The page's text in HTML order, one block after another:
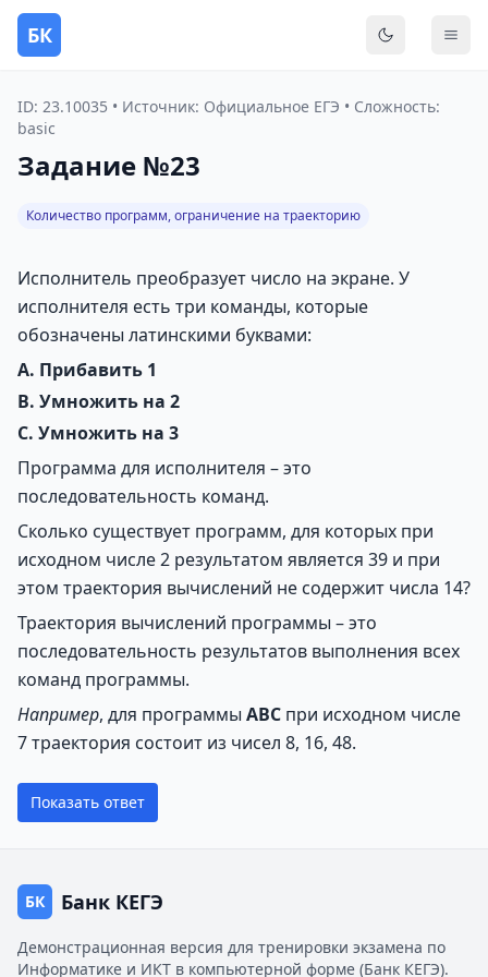
БК
ID: 23.10035 • Источник: Официальное ЕГЭ • Сложность:
basic
Задание №23
Количество программ, ограничение на траекторию
Исполнитель преобразует число на экране. У
исполнителя есть три команды, которые
обозначены латинскими буквами:
A. Прибавить 1
B. Умножить на 2
C. Умножить на 3
Программа для исполнителя – это
последовательность команд.
Сколько существует программ, для которых при
исходном числе 2 результатом является 39 и при
этом траектория вычислений не содержит числа 14?
Траектория вычислений программы – это
последовательность результатов выполнения всех
команд программы.
Например, для программы ABC при исходном числе
7 траектория состоит из чисел 8, 16, 48.
Показать ответ
БК Банк КЕГЭ
Демонстрационная версия для тренировки экзамена по
Информатике и ИКТ в компьютерной форме (Банк КЕГЭ).